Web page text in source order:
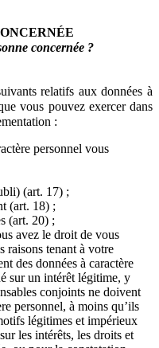
concernée ?
relatifs aux données à
vous pouvez exercer dans
:
personnel vous
(art. 17) ;
(art. 18) ;
(art. 20) ;
avez le droit de vous
raisons tenant à votre
des données à caractère
sur un intérêt légitime, y
conjoints ne doivent
personnel, à moins qu’ils
légitimes et impérieux
les intérêts, les droits et